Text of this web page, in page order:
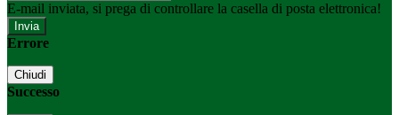
E-mail inviata, si prega di controllare la casella di posta elettronica!
Errore
Chiudi
Successo